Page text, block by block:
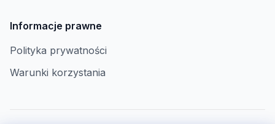
Informacje prawne
Polityka prywatności
Warunki korzystania